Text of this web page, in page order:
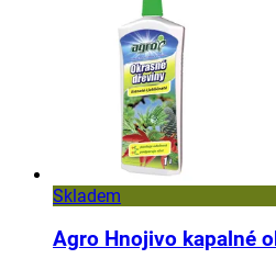
Skladem
Agro Hnojivo kapalné